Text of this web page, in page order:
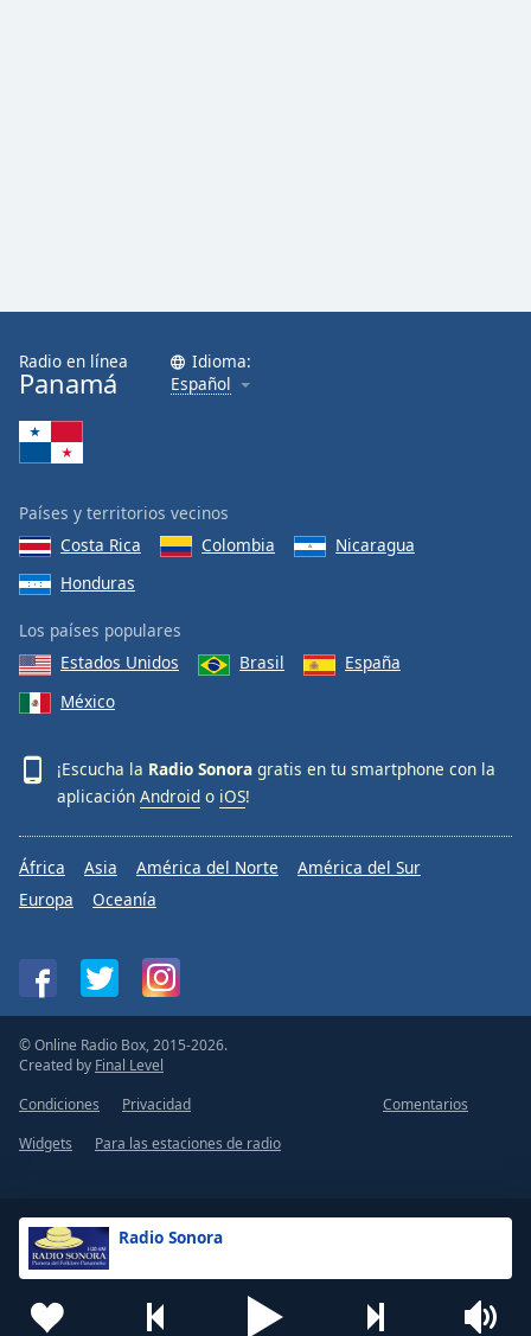
Radio Sonora
Radio en línea
Panamá
Idioma:
Español
Países y territorios vecinos
Costa Rica
Colombia
Nicaragua
Honduras
Los países populares
Estados Unidos
Brasil
España
México
¡Escucha la Radio Sonora gratis en tu smartphone con la
aplicación Android o iOS!
África Asia América del Norte
América del Sur
Europa
Oceanía
© Online Radio Box, 2015-2026.
Created by Final Level
Condiciones
Privacidad
Comentarios
Widgets
Para las estaciones de radio